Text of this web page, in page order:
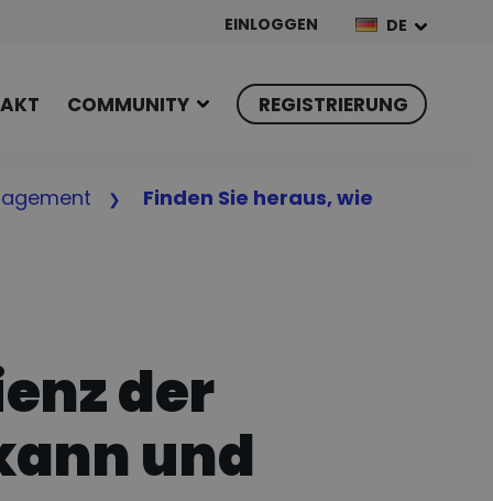
EINLOGGEN DE
COMMUNITY REGISTRIERUNG
Finden Sie heraus, wie
der
und